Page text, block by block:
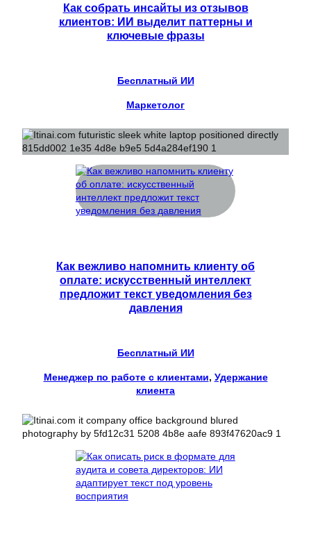
Как собрать инсайты из отзывов
клиентов: ИИ выделит паттерны и
ключевые фразы
Бесплатный ИИ
Маркетолог
Как вежливо напомнить клиенту об
оплате: искусственный интеллект
предложит текст уведомления без
давления
Бесплатный ИИ
Менеджер по работе с клиентами, Удержание
клиента